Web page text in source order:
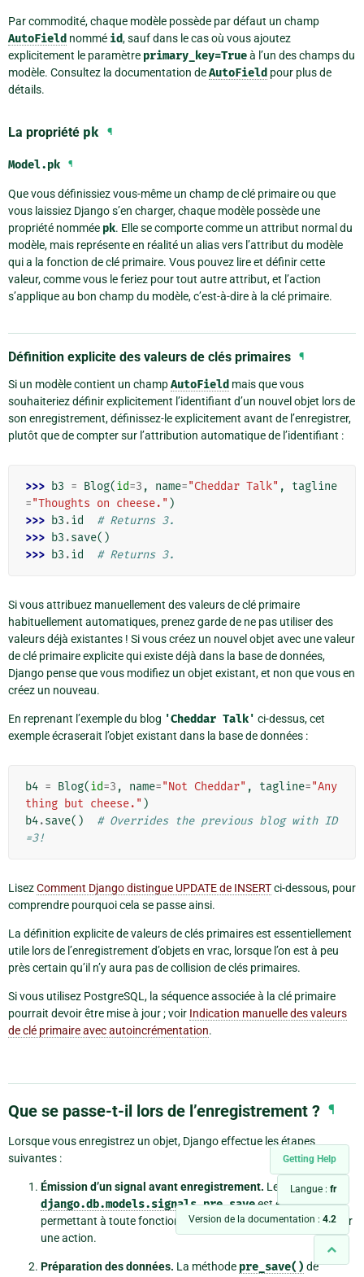
Getting Help
Langue : fr
Version de la documentation : 4.2
Par commodité, chaque modèle possède par défaut un champ
AutoField nommé id, sauf dans le cas où vous ajoutez
explicitement le paramètre primary_key=Trueà l’un des champs du
modèle. Consultez la documentation deAutoField pour plus de
détails.
La propriété pk ¶
Model.pk ¶
Que vous définissiez vous-même un champ de clé primaire ou que
vous laissiez Django s’en charger, chaque modèle possède une
propriété nommée pk. Elle se comporte comme un attribut normal du
modèle, mais représente en réalité un alias vers l’attribut du modèle
qui a la fonction de clé primaire. Vous pouvez lire et définir cette
valeur, comme vous le feriez pour tout autre attribut, et l’action
s’applique au bon champ du modèle, c’est-à-dire à la clé primaire.
Définition explicite des valeurs de clés primaires ¶
Si un modèle contient un champAutoField mais que vous
souhaiteriez définir explicitement l’identifiant d’un nouvel objet lors de
son enregistrement, définissez-le explicitement avant de l’enregistrer,
plutôt que de compter sur l’attribution automatique de l’identifiant :
>>> b3 = Blog(id=3 , name="Cheddar Talk" ,
tagline
="Thoughts on cheese." )
>>> b3 .id
# Returns 3.
>>> b3 .save()
>>> b3 .id # Returns 3.
Si vous attribuez manuellement des valeurs de clé primaire
habituellement automatiques, prenez garde de ne pas utiliser des
valeurs déjà existantes ! Si vous créez un nouvel objet avec une valeur
de clé primaire explicite qui existe déjà dans la base de données,
Django pense que vous modifiez un objet existant, et non que vous en
créez un nouveau.
En reprenant l’exemple du blog 'Cheddar Talk' ci-dessus, cet
exemple écraserait l’objet existant dans la base de données :
b4 = Blog(id=3 , name="Not Cheddar" , tagline="Any
thing but cheese." )
b4.save()
# Overrides the previous blog with ID
=3!
LisezComment Django distingue UPDATE de INSERTci-dessous, pour
comprendre pourquoi cela se passe ainsi.
La définition explicite de valeurs de clés primaires est essentiellement
utile lors de l’enregistrement d’objets en vrac, lorsque l’on est à peu
près certain qu’il n’y aura pas de collision de clés primaires.
Si vous utilisez PostgreSQL, la séquence associée à la clé primaire
pourrait devoir être mise à jour ; voir Indication manuelle des valeurs
de clé primaire avec autoincrémentation.
Que se passe-t-il lors de l’enregistrement ? ¶
Lorsque vous enregistrez un objet, Django effectue les étapes
suivantes :
Émission d’un signal avant enregistrement. Le signal
django.db.models.signals.pre_saveest envoyé,
permettant à toute fonction à l’écoute de ce signal d’accomplir
une action.
Préparation des données. La méthode pre_save() de